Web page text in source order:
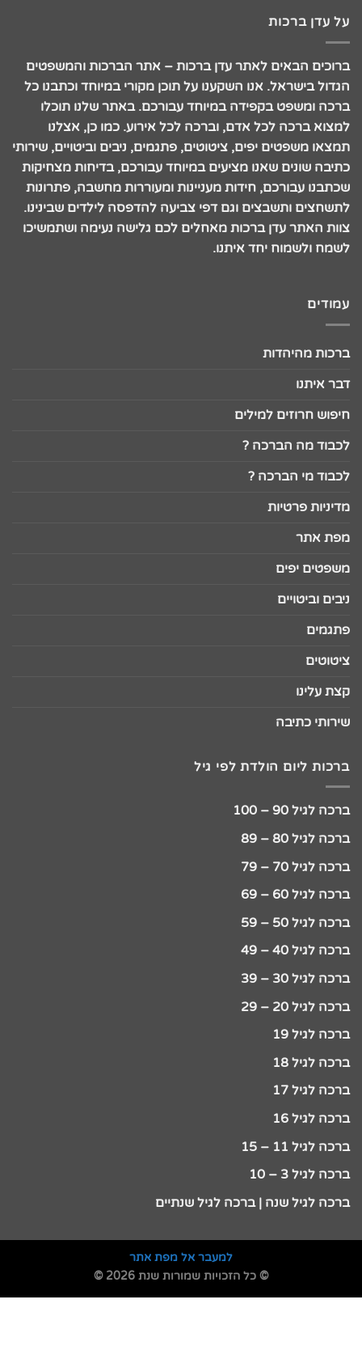
על עדן ברכות
ברוכים הבאים לאתר עדן ברכות – אתר הברכות והמשפטים
הגדול בישראל. אנו השקענו על תוכן מקורי במיוחד וכתבנו כל
ברכה ומשפט בקפידה במיוחד עבורכם. באתר שלנו תוכלו
למצוא ברכה לכל אדם, וברכה לכל אירוע. כמו כן, אצלנו
תמצאו משפטים יפים, ציטוטים, פתגמים, ניבים וביטויים, שירותי
כתיבה שונים שאנו מציעים במיוחד עבורכם, בדיחות מצחיקות
שכתבנו עבורכם, חידות מעניינות ומעוררות מחשבה, פתרונות
לתשחצים ותשבצים וגם דפי צביעה להדפסה לילדים שבינינו.
צוות האתר עדן ברכות מאחלים לכם גלישה נעימה ושתמשיכו
לשמח ולשמוח יחד איתנו.
עמודים
ברכות מהיהדות
דבר איתנו
חיפוש חרוזים למילים
לכבוד מה הברכה ?
לכבוד מי הברכה ?
מדיניות פרטיות
מפת אתר
משפטים יפים
ניבים וביטויים
פתגמים
ציטוטים
קצת עלינו
שירותי כתיבה
ברכות ליום הולדת לפי גיל
ברכה לגיל 90 – 100
ברכה לגיל 80 – 89
ברכה לגיל 70 – 79
ברכה לגיל 60 – 69
ברכה לגיל 50 – 59
ברכה לגיל 40 – 49
ברכה לגיל 30 – 39
ברכה לגיל 20 – 29
ברכה לגיל 19
ברכה לגיל 18
ברכה לגיל 17
ברכה לגיל 16
ברכה לגיל 11 – 15
ברכה לגיל 3 – 10
ברכה לגיל שנה | ברכה לגיל שנתיים
למעבר אל מפת אתר
© כל הזכויות שמורות שנת 2026 ©